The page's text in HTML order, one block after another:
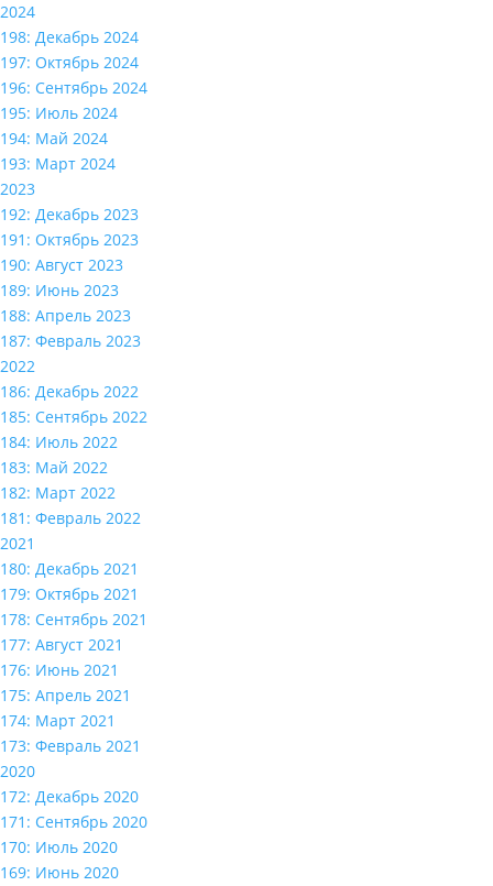
2024
198: Декабрь 2024
197: Октябрь 2024
196: Сентябрь 2024
195: Июль 2024
194: Май 2024
193: Март 2024
2023
192: Декабрь 2023
191: Октябрь 2023
190: Август 2023
189: Июнь 2023
188: Апрель 2023
187: Февраль 2023
2022
186: Декабрь 2022
185: Сентябрь 2022
184: Июль 2022
183: Май 2022
182: Март 2022
181: Февраль 2022
2021
180: Декабрь 2021
179: Октябрь 2021
178: Сентябрь 2021
177: Август 2021
176: Июнь 2021
175: Апрель 2021
174: Март 2021
173: Февраль 2021
2020
172: Декабрь 2020
171: Сентябрь 2020
170: Июль 2020
169: Июнь 2020